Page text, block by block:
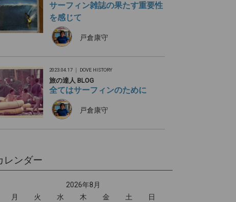
サーフィン雑誌の果たす重要性
を感じて
戸倉康守
2023.04.17 ｜ DOVE HISTORY
旅の達人 BLOG
全てはサーフィンのために
戸倉康守
レンダー
2026年8月
月
火 水 木 金 土 日